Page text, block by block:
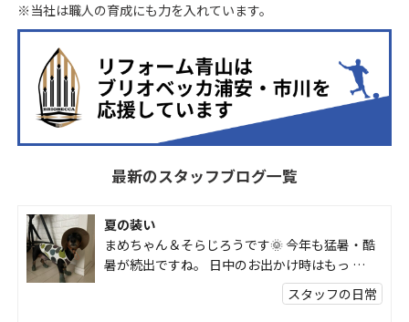
※当社は職人の育成にも力を入れています。
最新のスタッフブログ一覧
夏の装い
まめちゃん＆そらじろうです🌞 今年も猛暑・酷
暑が続出ですね。 日中のお出かけ時はもっ …
スタッフの日常